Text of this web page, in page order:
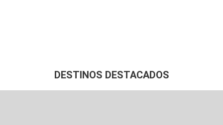
DESTINOS DESTACADOS